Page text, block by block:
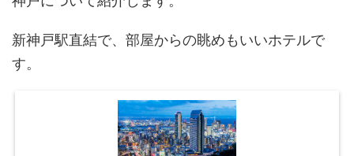
新神戸駅直結で、部屋からの眺めもいいホテルで
す。